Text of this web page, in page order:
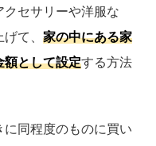
セサリーや洋服な
て、 家の中にある家
額として設定する方法
同程度のものに買い